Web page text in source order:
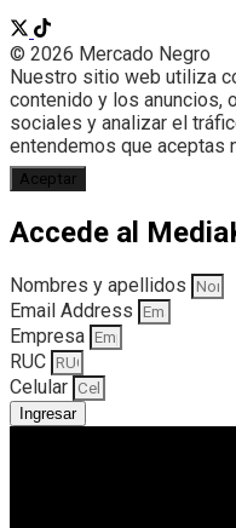
© 2026 Mercado Negro
Nuestro sitio web utiliza
contenido y los anuncios,
sociales y analizar el
entendemos que aceptas
Aceptar
Accede al
Nombres y apellidos
Email Address
Empresa
RUC
Celular
Ingresar